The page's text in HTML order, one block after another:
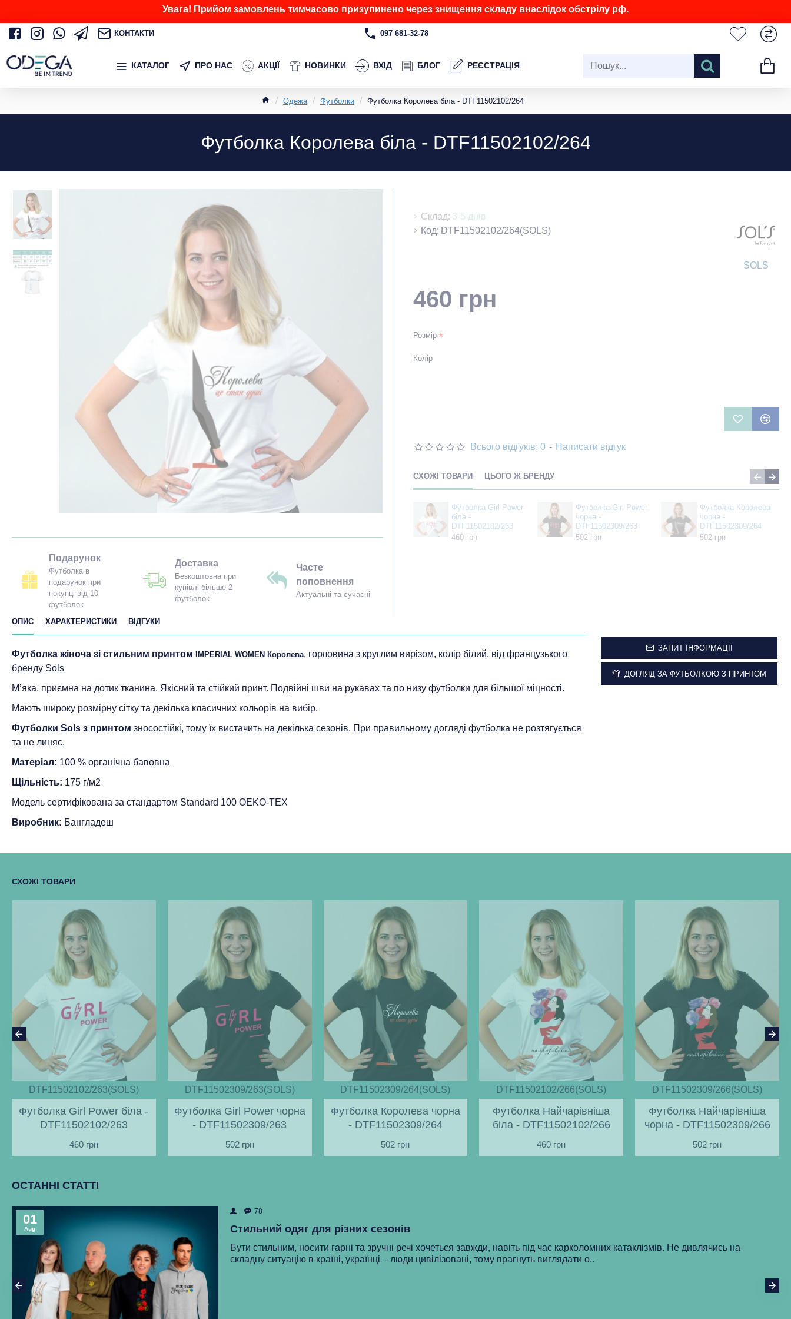
Увага! Прийом замовлень тимчасово призупинено через знищення складу внаслідок обстрілу рф.
КОНТАКТИ 097 681-32-78
КАТАЛОГ ПРО НАС АКЦІЇ НОВИНКИ ВХІД БЛОГ РЕЄСТРАЦІЯ
Одежа Футболки Футболка Королева біла - DTF11502102/264
Футболка Королева біла - DTF11502102/264
Подарунок
Футболка в
подарунок при
покупці від 10
футболок
Доставка
Безкоштовна при
купівлі більше 2
футболок
Часте
поповнення
Актуальні та сучасні
Склад: 3-5 днів
Код: DTF11502102/264(SOLS)
SOLS
Всього відгуків: 0 - Написати відгук
460 грн
Розмір
Колір
СХОЖІ ТОВАРИ ЦЬОГО Ж БРЕНДУ
Футболка Girl Power
біла -
DTF11502102/263
460 грн
Футболка Girl Power
чорна -
DTF11502309/263
502 грн
Футболка Королева
чорна -
DTF11502309/264
502 грн
ОПИС ХАРАКТЕРИСТИКИ ВІДГУКИ
Футболка жіноча зі стильним принтом IMPERIAL WOMEN Королева, горловина з круглим вирізом, колір білий, від французького
бренду Sols
М’яка, приємна на дотик тканина. Якісний та стійкий принт. Подвійні шви на рукавах та по низу футболки для більшої міцності.
Мають широку розмірну сітку та декілька класичних кольорів на вибір.
Футболки Sols з принтом зносостійкі, тому їх вистачить на декілька сезонів. При правильному догляді футболка не розтягується
та не линяє.
Матеріал: 100 % органічна бавовна
Щільність: 175 г/м2
Модель сертифікована за стандартом Standard 100 ОEKO-TEX
Виробник: Бангладеш
ЗАПИТ ІНФОРМАЦІЇ
ДОГЛЯД ЗА ФУТБОЛКОЮ З ПРИНТОМ
СХОЖІ ТОВАРИ
DTF11502102/263(SOLS)
Футболка Girl Power біла -
DTF11502102/263
460 грн
DTF11502309/263(SOLS)
Футболка Girl Power чорна
- DTF11502309/263
502 грн
DTF11502309/264(SOLS)
Футболка Королева чорна
- DTF11502309/264
502 грн
DTF11502102/266(SOLS)
Футболка Найчарівніша
біла - DTF11502102/266
460 грн
DTF11502309/266(SOLS)
Футболка Найчарівніша
чорна - DTF11502309/266
502 грн
ОСТАННІ СТАТТІ
01
Aug
78
Стильний одяг для різних сезонів
Бути стильним, носити гарні та зручні речі хочеться завжди, навіть під час карколомних катаклізмів. Не дивлячись на
складну ситуацію в країні, українці – люди цивілізовані, тому прагнуть виглядати о..